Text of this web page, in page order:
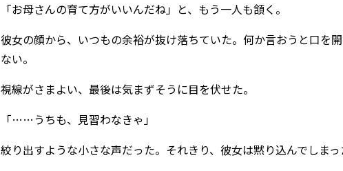
「お母さんの育て方がいいんだね」と、もう一人も頷く。
彼女の顔から、いつもの余裕が抜け落ちていた。何か言おうと口を
ない。
視線がさまよい、最後は気まずそうに目を伏せた。
「……うちも、見習わなきゃ」
絞り出すような小さな声だった。それきり、彼女は黙り込んでしまっ